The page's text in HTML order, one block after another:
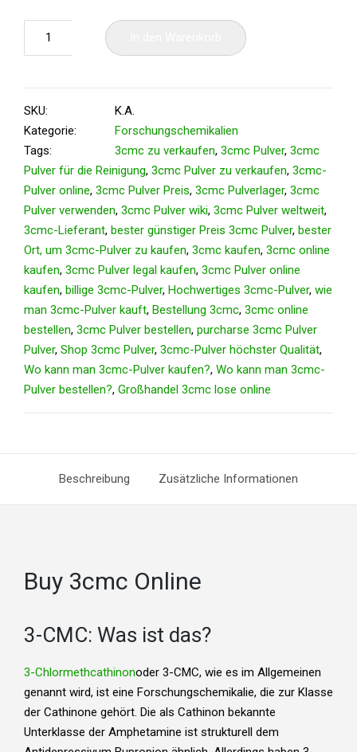
SKU:
K.A.
Kategorie:
Forschungschemikalien
Tags:
3cmc zu verkaufen, 3cmc Pulver, 3cmc
Pulver für die Reinigung, 3cmc Pulver zu verkaufen, 3cmc-
Pulver online, 3cmc Pulver Preis, 3cmc Pulverlager, 3cmc
Pulver verwenden, 3cmc Pulver wiki, 3cmc Pulver weltweit,
3cmc-Lieferant, bester günstiger Preis 3cmc Pulver, bester
Ort, um 3cmc-Pulver zu kaufen, 3cmc kaufen, 3cmc online
kaufen, 3cmc Pulver legal kaufen, 3cmc Pulver online
kaufen, billige 3cmc-Pulver, Hochwertiges 3cmc-Pulver, wie
man 3cmc-Pulver kauft, Bestellung 3cmc, 3cmc online
bestellen, 3cmc Pulver bestellen, purcharse 3cmc Pulver
Pulver, Shop 3cmc Pulver, 3cmc-Pulver höchster Qualität,
Wo kann man 3cmc-Pulver kaufen?, Wo kann man 3cmc-
Pulver bestellen?, Großhandel 3cmc lose online
Beschreibung Zusätzliche Informationen
Buy 3cmc Online
3-CMC: Was ist das?
3-Chlormethcathinonoder 3-CMC, wie es im Allgemeinen
genannt wird, ist eine Forschungschemikalie, die zur Klasse
der Cathinone gehört. Die als Cathinon bekannte
Unterklasse der Amphetamine ist strukturell dem